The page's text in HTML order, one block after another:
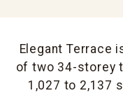
Elegant Terrace
of two 34-storey
1,027 to 2,137